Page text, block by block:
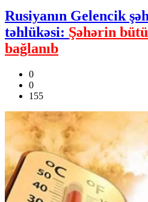
Rusiyanın Gelencik
təhlükəsi: Şəhərin
bağlanıb
0
0
155